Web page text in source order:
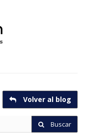
Volver al blog
Buscar